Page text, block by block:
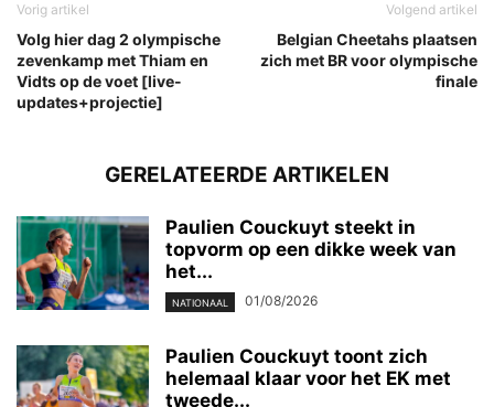
Vorig artikel
Volg hier dag 2 olympische
zevenkamp met Thiam en
Vidts op de voet [live-
updates+projectie]
Volgend artikel
Belgian Cheetahs plaatsen
zich met BR voor olympische
finale
GERELATEERDE ARTIKELEN
Paulien Couckuyt steekt in
topvorm op een dikke week van
het...
NATIONAAL 01/08/2026
Paulien Couckuyt toont zich
helemaal klaar voor het EK met
tweede...